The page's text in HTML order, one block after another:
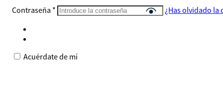
Contraseña * ¿Has olvidado la
Acuérdate de mí